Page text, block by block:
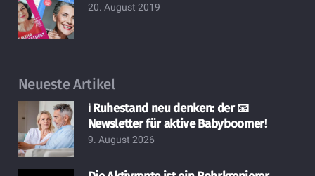
20. August 2019
Neueste Artikel
ℹ️ Ruhestand neu denken: der 📧
Newsletter für aktive Babyboomer!
9. August 2026